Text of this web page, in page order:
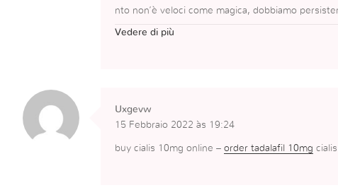
nto non’è veloci come magica, dobbiamo
za molare mai, per vedere questa rivoluzione
Vedere di più
Uxgevw
15 Febbraio 2022 às 19:24
buy cialis 10mg online – order tadalafil 10mg